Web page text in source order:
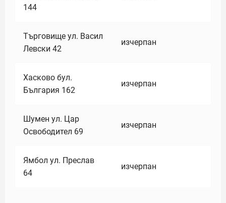
144
Търговище ул. Васил
Левски 42
изчерпан
Хасково бул.
България 162
изчерпан
Шумен ул. Цар
Освободител 69
изчерпан
Ямбол ул. Преслав
64
изчерпан